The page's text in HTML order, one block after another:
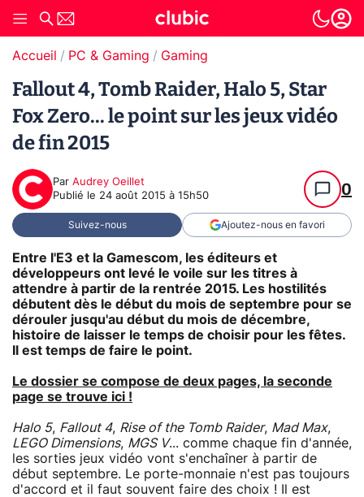
Accueil PC & Gaming Gaming
Fallout 4, Tomb Raider, Halo 5, Star
Fox Zero... le point sur les jeux vidéo
de fin 2015
Par Audrey Oeillet
Publié le 24 août 2015 à 15h50 0
Suivez-nous Ajoutez-nous en favori
Entre l'E3 et la Gamescom, les éditeurs et
développeurs ont levé le voile sur les titres à
attendre à partir de la rentrée 2015. Les hostilités
débutent dès le début du mois de septembre pour se
dérouler jusqu'au début du mois de décembre,
histoire de laisser le temps de choisir pour les fêtes.
Il est temps de faire le point.
Le dossier se compose de deux pages, la seconde
page se trouve ici !
Halo 5, Fallout 4, Rise of the Tomb Raider, Mad Max,
LEGO Dimensions, MGS V... comme chaque fin d'année,
les sorties jeux vidéo vont s'enchaîner à partir de
début septembre. Le porte-monnaie n'est pas toujours
d'accord et il faut souvent faire des choix ! Il est